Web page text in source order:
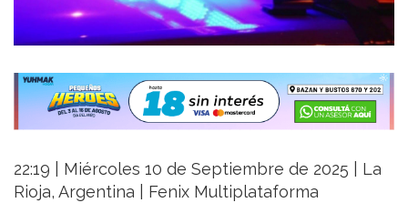
22:19 | Miércoles 10 de Septiembre de 2025 | La
Rioja, Argentina | Fenix Multiplataforma